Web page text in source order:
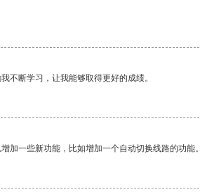
不断学习，让我能够取得更好的成绩。
加一些新功能，比如增加一个自动切换线路的功能。